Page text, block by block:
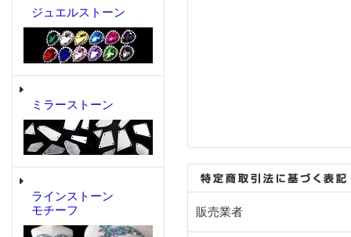
ジュエルストーン
ミラーストーン
ラインストーン
モチーフ
販売業者